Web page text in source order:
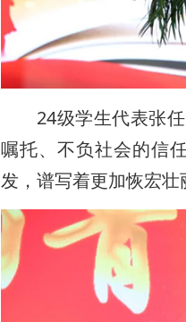
24级学生代表张
嘱托、不负社会的信
发，谱写着更加恢宏壮